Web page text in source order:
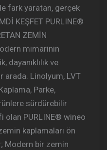
fark yaratan, gerçek
KEŞFET PURLINE®
ZEMİN
mimarinin
dayanıklılık ve
arada. Linolyum, LVT
Parke,
sürdürebilir
olan PURLINE® wineo
kaplamaları ön
Modern bir zemin